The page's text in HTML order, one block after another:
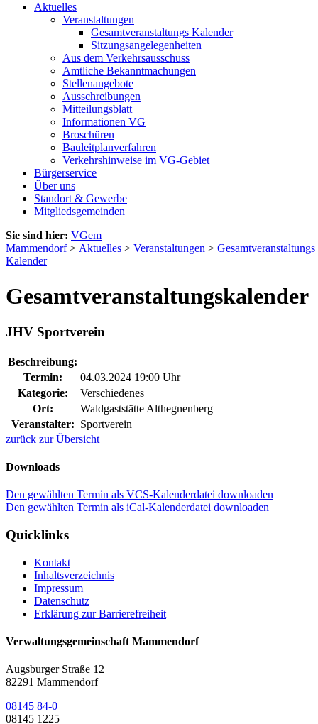
Aktuelles
Veranstaltungen
Gesamtveranstaltungs Kalender
Sitzungsangelegenheiten
Aus dem Verkehrsausschuss
Amtliche Bekanntmachungen
Stellenangebote
Ausschreibungen
Mitteilungsblatt
Informationen VG
Broschüren
Bauleitplanverfahren
Verkehrshinweise im VG-Gebiet
Bürgerservice
Über uns
Standort & Gewerbe
Mitgliedsgemeinden
Sie sind hier: VGem
Mammendorf> Aktuelles > Veranstaltungen > Gesamtveranstaltungs
Kalender
Gesamtveranstaltungskalender
JHV Sportverein
Beschreibung:
Termin:
04.03.2024 19:00 Uhr
Kategorie:
Verschiedenes
Ort:
Waldgaststätte Althegnenberg
Veranstalter: Sportverein
zurück zur Übersicht
Downloads
Den gewählten Termin als VCS-Kalenderdatei downloaden
Den gewählten Termin als iCal-Kalenderdatei downloaden
Quicklinks
Kontakt
Inhaltsverzeichnis
Impressum
Datenschutz
Erklärung zur Barrierefreiheit
Verwaltungsgemeinschaft Mammendorf
Augsburger Straße 12
82291 Mammendorf
08145 84-0
08145 1225